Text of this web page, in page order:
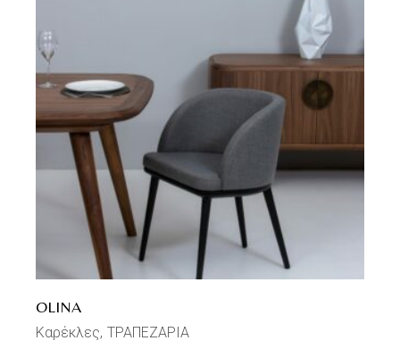
OLINA
Καρέκλες ΤΡΑΠΕΖΑΡΙΑ